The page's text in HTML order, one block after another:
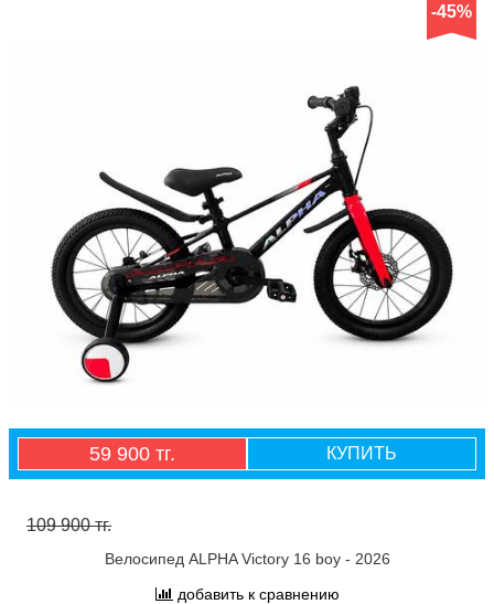
-45%
59 900 тг. КУПИТЬ
109 900 тг.
Велосипед ALPHA Victory 16 boy - 2026
добавить к сравнению